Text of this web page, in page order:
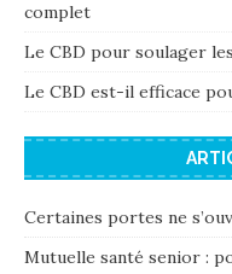
complet
Le CBD pour soulager
Le CBD est-il efficace
Certaines portes ne
Mutuelle santé senior :